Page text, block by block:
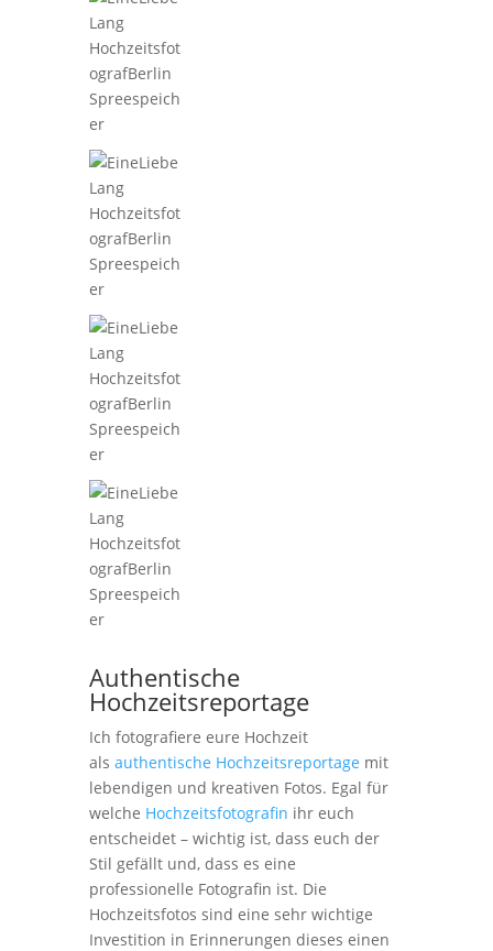
Authentische
Hochzeitsreportage
Ich fotografiere eure Hochzeit
als authentische Hochzeitsreportage mit
lebendigen und kreativen Fotos. Egal für
welche Hochzeitsfotografin ihr euch
entscheidet – wichtig ist, dass euch der
Stil gefällt und, dass es eine
professionelle Fotografin ist. Die
Hochzeitsfotos sind eine sehr wichtige
Investition in Erinnerungen dieses einen